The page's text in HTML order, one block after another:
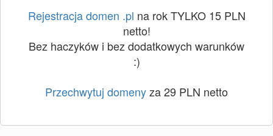
Rejestracja domen .pl na rok TYLKO 15 PLN
netto!
Bez haczyków i bez dodatkowych warunków
:)
Przechwytuj domenyza 29 PLN netto